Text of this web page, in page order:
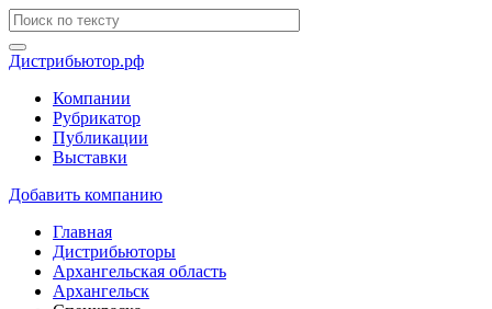
Дистрибьютор.рф
Компании
Рубрикатор
Публикации
Выставки
Добавить компанию
Главная
Дистрибьюторы
Архангельская область
Архангельск